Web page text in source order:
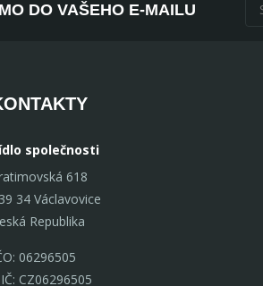
DO VAŠEHO E-MAILU
společnosti
618
34 Václavovice
Republika
06296505
CZ06296505